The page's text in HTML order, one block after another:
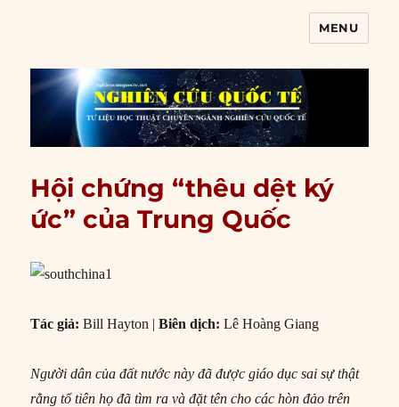
MENU
Hội chứng “thêu dệt ký
ức” của Trung Quốc
Tác giả: Bill Hayton |Biên dịch: Lê Hoàng Giang
Người dân của đất nước này đã được giáo dục sai sự thật
rằng tổ tiên họ đã tìm ra và đặt tên cho các hòn đảo trên